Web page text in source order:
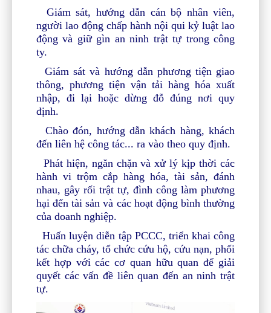
Giám sát, hướng dẫn cán bộ nhân viên,
người lao động chấp hành nội qui kỷ luật lao
động và giữ gìn an ninh trật tự trong công
ty.
Giám sát và hướng dẫn phương tiện giao
thông, phương tiện vận tải hàng hóa xuất
nhập, đi lại hoặc dừng đỗ đúng nơi quy
định.
Chào đón, hướng dẫn khách hàng, khách
đến liên hệ công tác... ra vào theo quy định.
Phát hiện, ngăn chặn và xử lý kịp thời các
hành vi trộm cắp hàng hóa, tài sản, đánh
nhau, gây rối trật tự, đình công làm phương
hại đến tài sản và các hoạt động bình thường
của doanh nghiệp.
Huấn luyện diễn tập PCCC, triển khai công
tác chữa cháy, tổ chức cứu hộ, cứu nạn, phối
kết hợp với các cơ quan hữu quan để giải
quyết các vấn đề liên quan đến an ninh trật
tự.